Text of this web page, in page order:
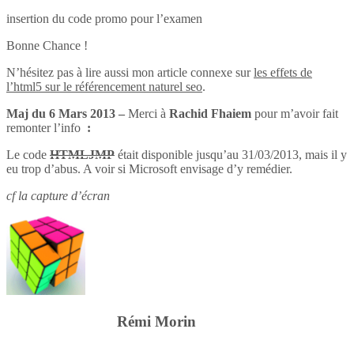
insertion du code promo pour l’examen
Bonne Chance !
N’hésitez pas à lire aussi mon article connexe surles effets de
l’html5 sur le référencement naturel seo.
Maj du 6 Mars 2013 – Merci à Rachid Fhaiem pour m’avoir fait
remonter l’info :
Le code HTMLJMP était disponible jusqu’au 31/03/2013, mais il y
eu trop d’abus. A voir si Microsoft envisage d’y remédier.
cf la capture d’écran
Rémi Morin